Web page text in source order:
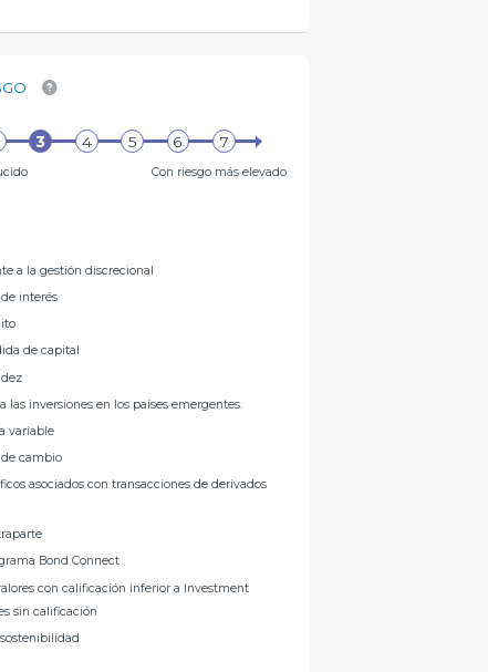
Con riesgo más elevado
a la gestión discrecional
interés
de capital
las inversiones en los países emergentes.
variable
cambio
asociados con transacciones de derivados
Bond Connect
con calificación inferior a Investment
sin calificación